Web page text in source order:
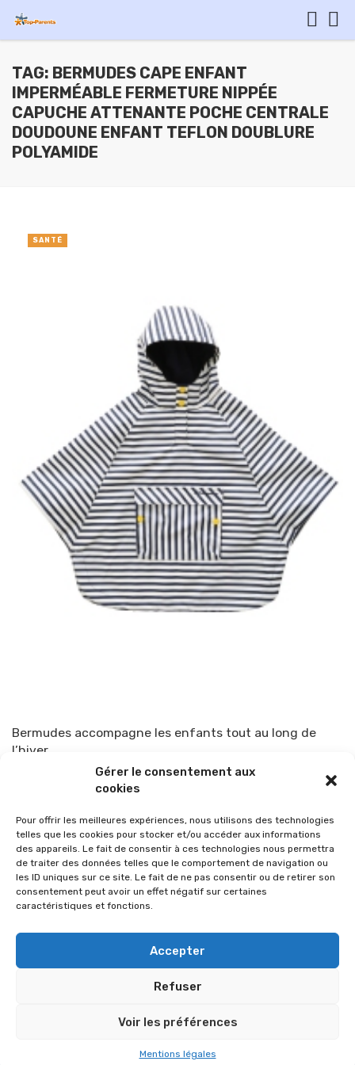
Gérer le consentement aux
cookies
Pour offrir les meilleures expériences, nous utilisons des technologies
telles que les cookies pour stocker et/ou accéder aux informations
des appareils. Le fait de consentir à ces technologies nous permettra
de traiter des données telles que le comportement de navigation ou
les ID uniques sur ce site. Le fait de ne pas consentir ou de retirer son
consentement peut avoir un effet négatif sur certaines
caractéristiques et fonctions.
Accepter
Refuser
Voir les préférences
Mentions légales
TAG: BERMUDES CAPE ENFANT
IMPERMÉABLE FERMETURE NIPPÉE
CAPUCHE ATTENANTE POCHE CENTRALE
DOUDOUNE ENFANT TEFLON DOUBLURE
POLYAMIDE
Bermudes accompagne les enfants tout au long de
l’hiver.
TOP-PARENTS 16 décembre 2019
SANTÉ